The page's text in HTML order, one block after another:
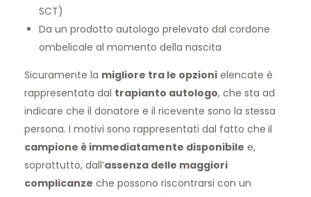
SCT)
Da un prodotto autologo prelevato dal cordone
ombelicale al momento della nascita
Sicuramente la migliore tra le opzionielencate è
rappresentata dal trapianto autologo, che sta ad
indicare che il donatore e il ricevente sono la stessa
persona. I motivi sono rappresentati dal fatto che il
campione è immediatamente disponibile e,
soprattutto, dall’assenza delle maggiori
complicanze che possono riscontrarsi con un